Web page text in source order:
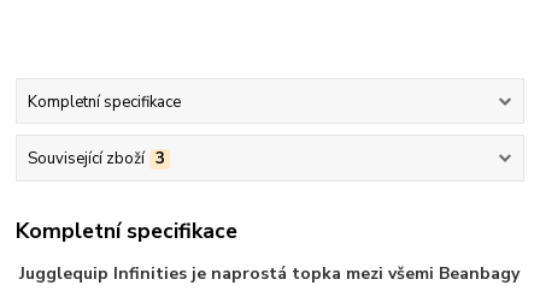
Kompletní specifikace
Související zboží 3
Kompletní specifikace
Jugglequip Infinities je naprostá topka mezi všemi Beanbagy